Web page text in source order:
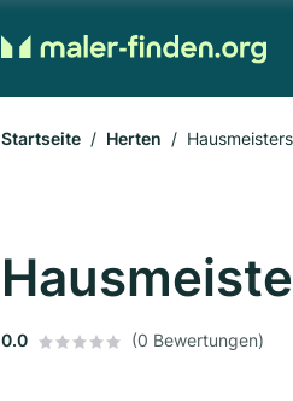
Startseite Herten
0.0 (0 Bewertungen)